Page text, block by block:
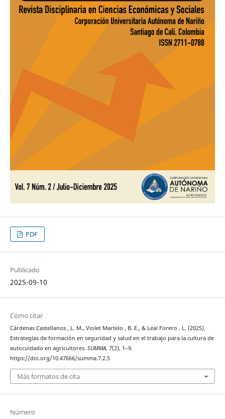
PDF
Publicado
2025-09-10
Cómo citar
Cárdenas Castellanos , L. M., Violet Martelo , B. E., & Leal Forero , L. (2025).
Estrategias de formación en seguridad y salud en el trabajo para la cultura de
autocuidado en agricultores. SUMMA, 7(2), 1–9.
https://doi.org/10.47666/summa.7.2.5
Más formatos de cita
Número